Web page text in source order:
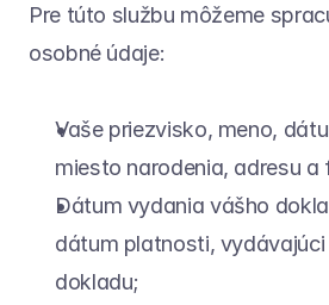
Pre túto službu môžeme
osobné údaje:
Vaše priezvisko, meno,
miesto narodenia, adresu
Dátum vydania vášho
dátum platnosti,
dokladu;